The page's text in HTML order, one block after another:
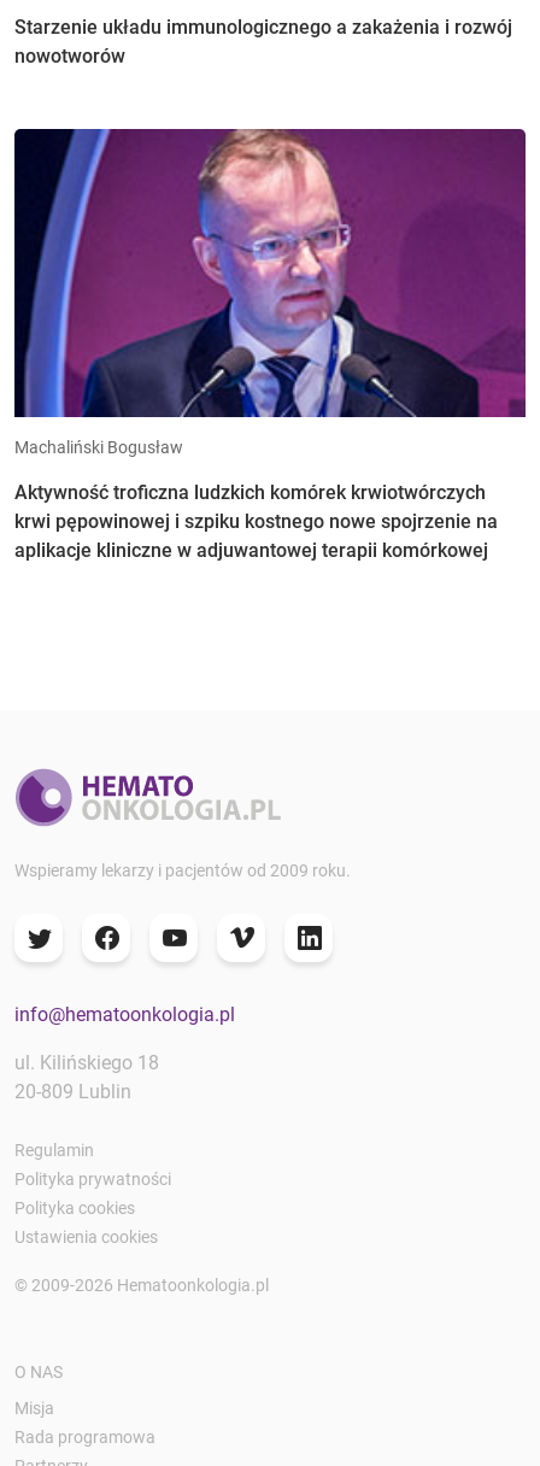
Starzenie układu immunologicznego a zakażenia i rozwój
nowotworów
Machaliński Bogusław
Aktywność troficzna ludzkich komórek krwiotwórczych
krwi pępowinowej i szpiku kostnego nowe spojrzenie na
aplikacje kliniczne w adjuwantowej terapii komórkowej
Wspieramy lekarzy i pacjentów od 2009 roku.
info@hematoonkologia.pl
ul. Kilińskiego 18
20-809 Lublin
Regulamin
Polityka prywatności
Polityka cookies
Ustawienia cookies
© 2009-2026 Hematoonkologia.pl
O NAS
Misja
Rada programowa